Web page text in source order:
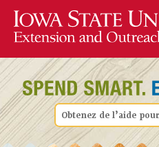
Obtenez de l’aide